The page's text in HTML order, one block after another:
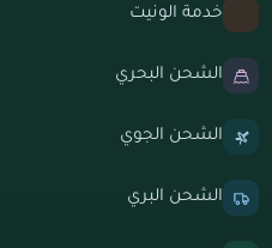
خدمة الونيت
الشحن البحري
الشحن الجوي
الشحن البري